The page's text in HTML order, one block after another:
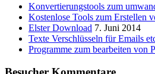
Konvertierungstools zum
Kostenlose Tools zum Erstellen
Elster Download 7. Juni 2014
Texte Verschlüsseln für Emails
Programme zum bearbeiten von